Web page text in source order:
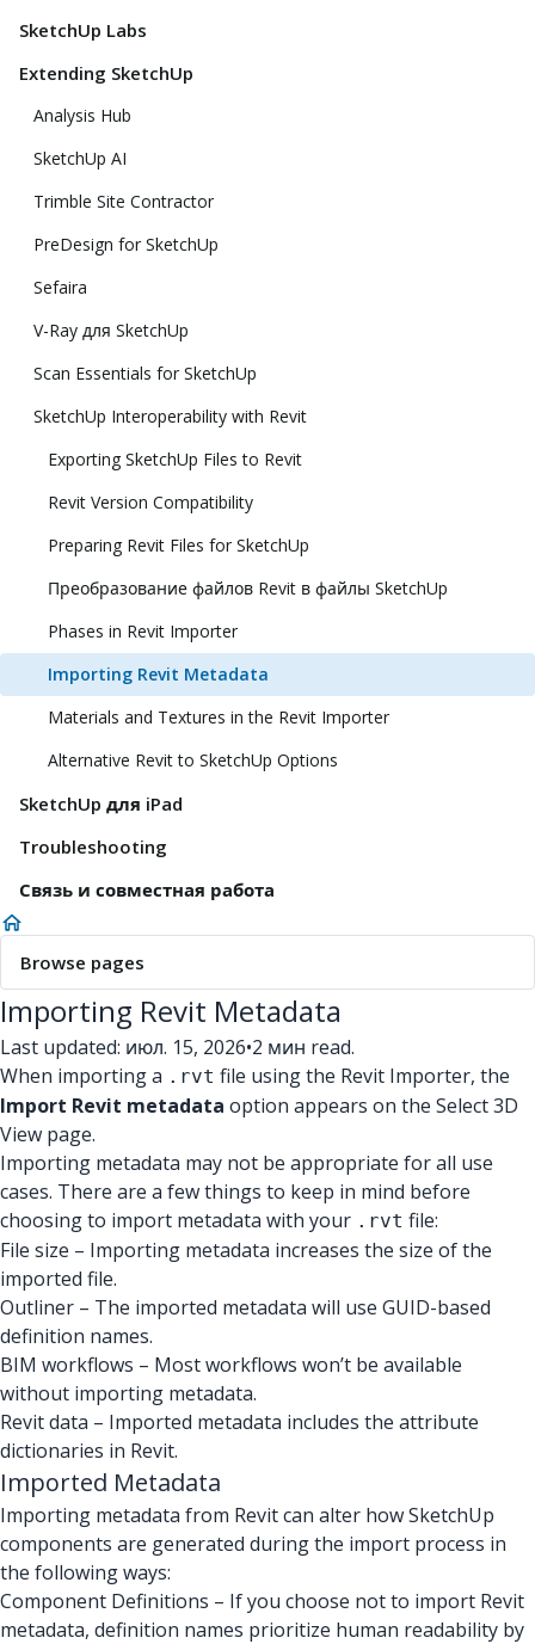
SketchUp Labs
Extending SketchUp
Analysis Hub
SketchUp AI
Trimble Site Contractor
PreDesign for SketchUp
Sefaira
V-Ray для SketchUp
Scan Essentials for SketchUp
SketchUp Interoperability with Revit
Exporting SketchUp Files to Revit
Revit Version Compatibility
Preparing Revit Files for SketchUp
Преобразование файлов Revit в файлы SketchUp
Phases in Revit Importer
Importing Revit Metadata
Materials and Textures in the Revit Importer
Alternative Revit to SketchUp Options
SketchUp для iPad
Troubleshooting
Связь и совместная работа
Browse pages
Importing Revit Metadata
Last updated: июл. 15, 2026•2 мин read.
When importing a .rvt file using the Revit Importer, the
Import Revit metadata option appears on the Select 3D
View page.
Importing metadata may not be appropriate for all use
cases. There are a few things to keep in mind before
choosing to import metadata with your .rvt file:
File size – Importing metadata increases the size of the
imported file.
Outliner – The imported metadata will use GUID-based
definition names.
BIM workflows – Most workflows won’t be available
without importing metadata.
Revit data – Imported metadata includes the attribute
dictionaries in Revit.
Imported Metadata
Importing metadata from Revit can alter how SketchUp
components are generated during the import process in
the following ways:
Component Definitions – If you choose not to import Revit
metadata, definition names prioritize human readability by